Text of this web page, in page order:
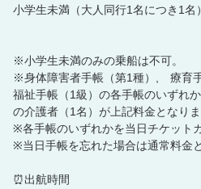
小学生未満（大人同行1名につき1名
※小学生未満のみの乗船は不可。
※身体障害者手帳（第1種）, 療育
福祉手帳（1級）の各手帳のいずれ
の介護者（1名）が上記料金となりま
※各手帳のいずれかを当日チケット
※当日手帳を忘れた場合は通常料金
⏰出航時間